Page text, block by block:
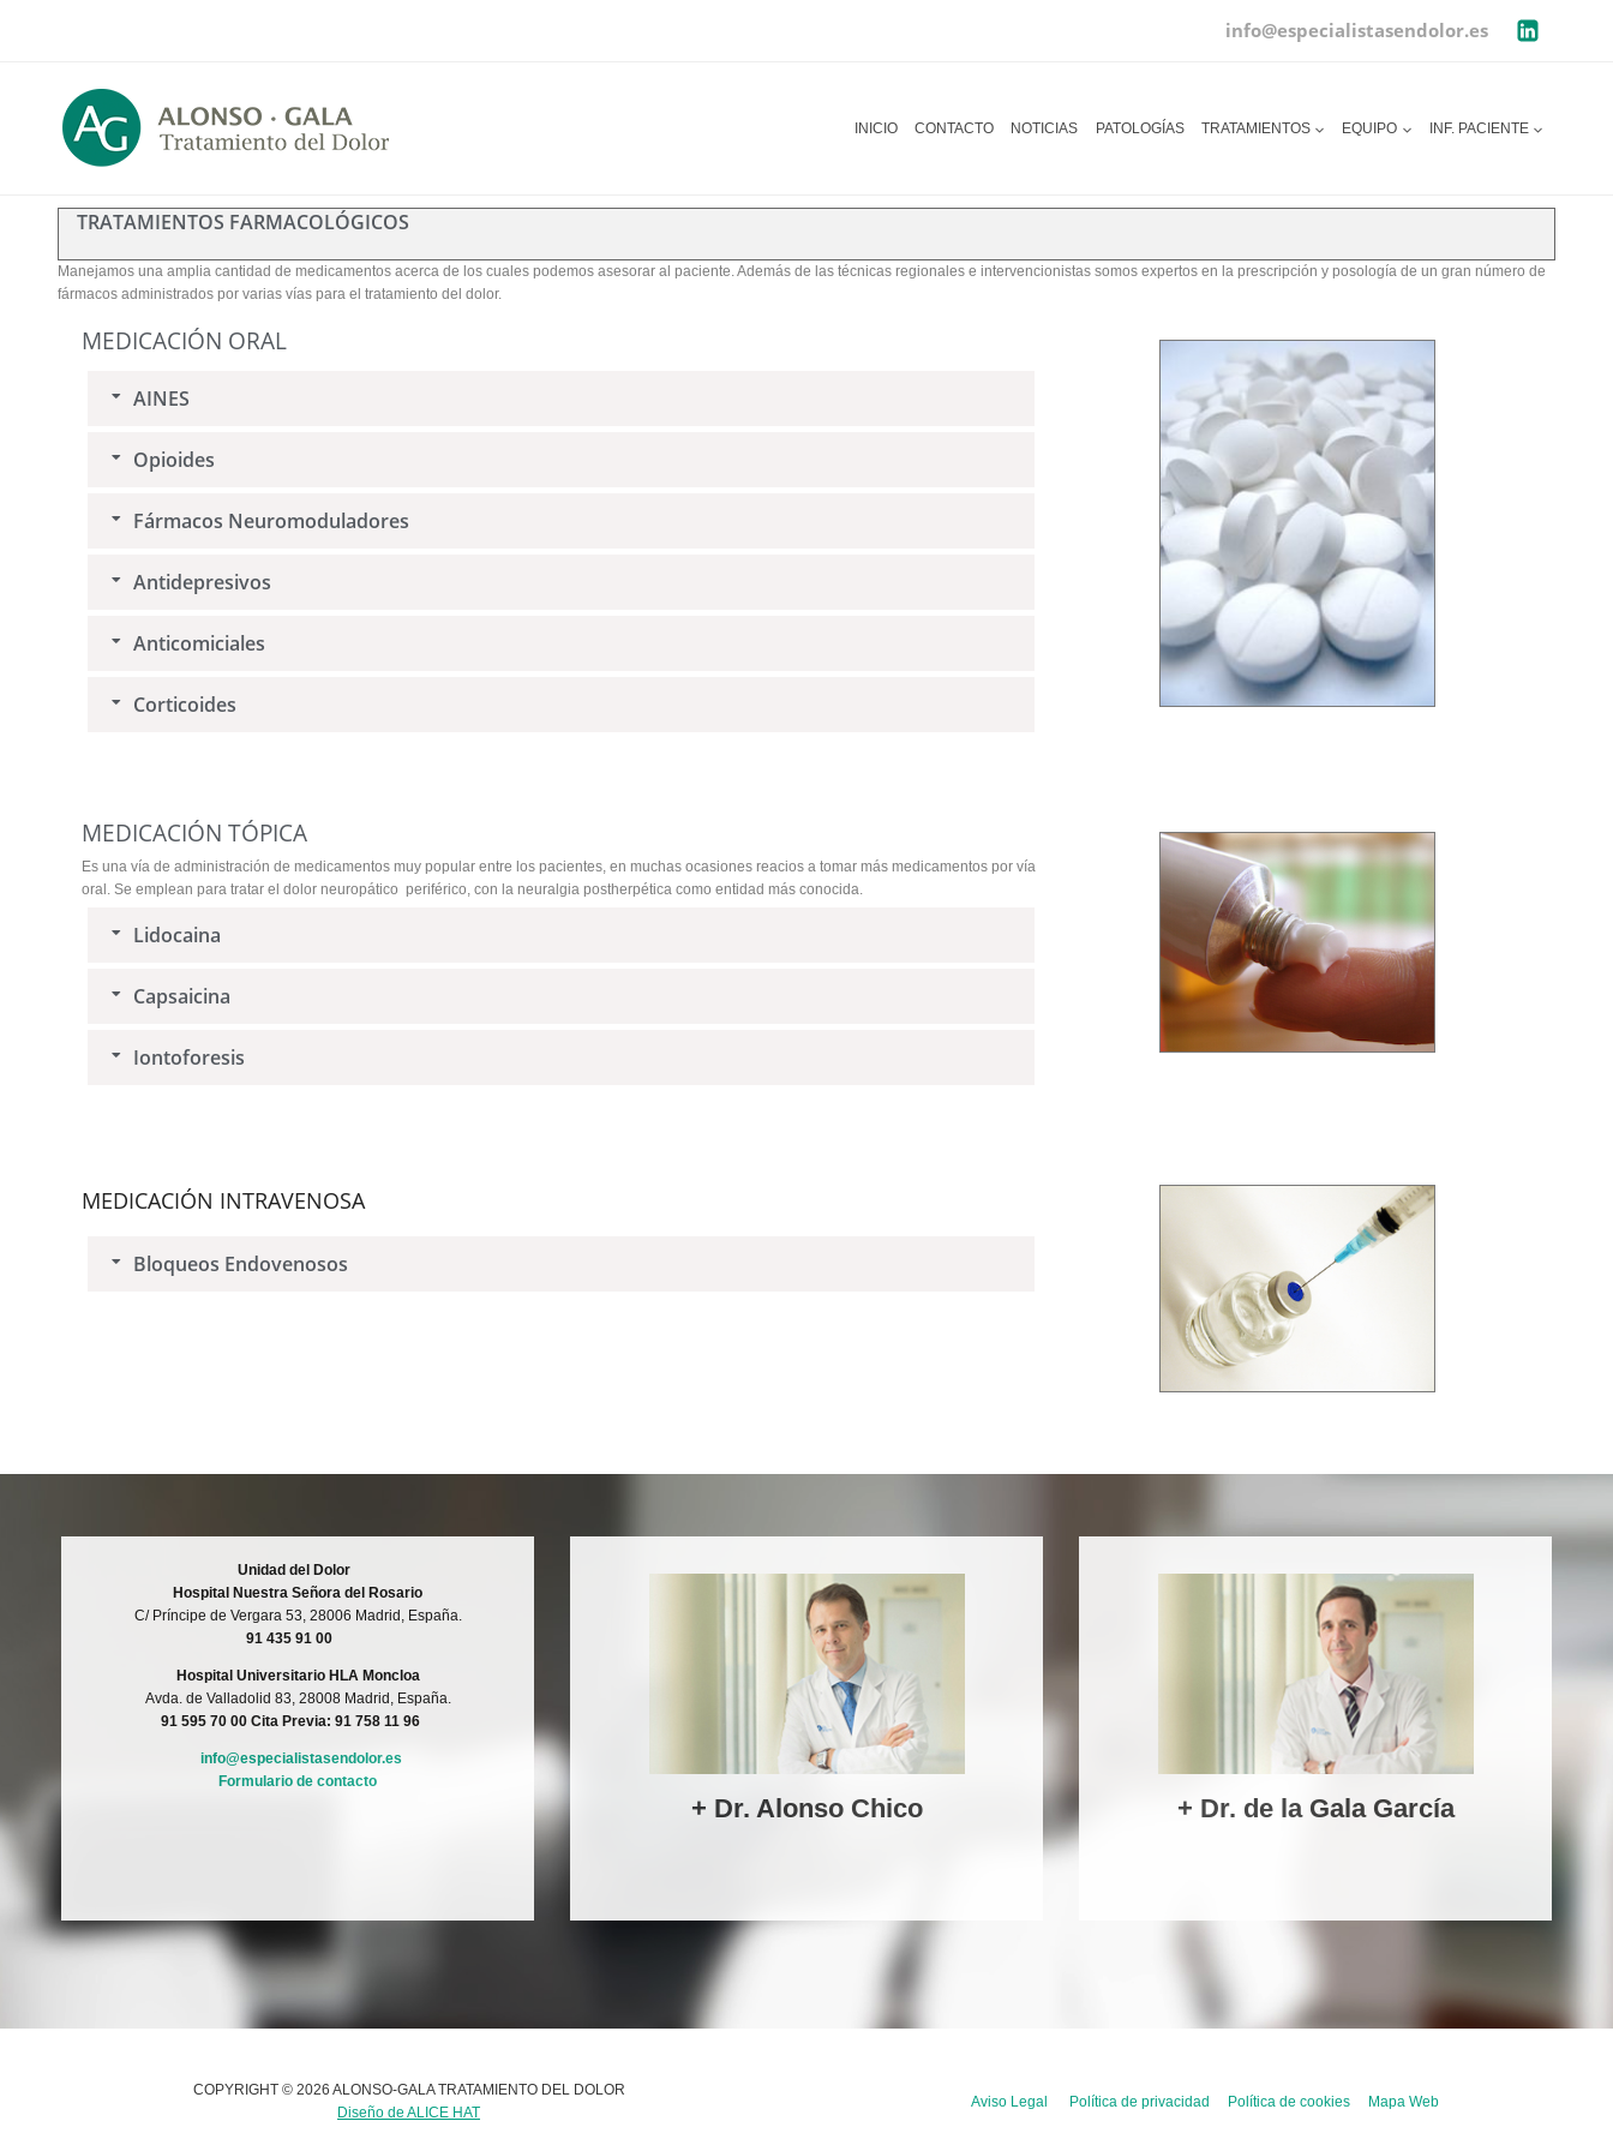
info@especialistasendolor.es
INICIO CONTACTO NOTICIAS PATOLOGÍAS TRATAMIENTOS EQUIPO INF. PACIENTE
TRATAMIENTOS FARMACOLÓGICOS
Manejamos una amplia cantidad de medicamentos acerca de los cuales podemos asesorar al paciente. Además de las técnicas regionales e intervencionistas somos expertos en la prescripción y posología de un gran número de
fármacos administrados por varias vías para el tratamiento del dolor.
MEDICACIÓN ORAL
AINES
Opioides
Fármacos Neuromoduladores
Antidepresivos
Anticomiciales
Corticoides
MEDICACIÓN TÓPICA
Es una vía de administración de medicamentos muy popular entre los pacientes, en muchas ocasiones reacios a tomar más medicamentos por vía
oral. Se emplean para tratar el dolor neuropático periférico, con la neuralgia postherpética como entidad más conocida.
Lidocaina
Capsaicina
Iontoforesis
MEDICACIÓN INTRAVENOSA
Bloqueos Endovenosos
Unidad del Dolor
Hospital Nuestra Señora del Rosario
C/ Príncipe de Vergara 53, 28006 Madrid, España.
91 435 91 00
Hospital Universitario HLA Moncloa
Avda. de Valladolid 83, 28008 Madrid, España.
91 595 70 00 Cita Previa: 91 758 11 96
info@especialistasendolor.es
Formulario de contacto
+ Dr. Alonso Chico + Dr. de la Gala García
COPYRIGHT © 2026 ALONSO-GALA TRATAMIENTO DEL DOLOR
Diseño de ALICE HAT
Aviso Legal Política de privacidad Política de cookies Mapa Web